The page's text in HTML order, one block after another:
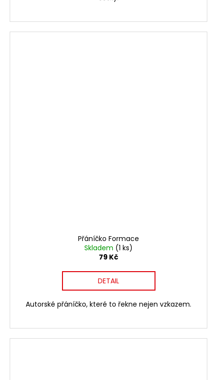
Přáníčko Formace
Skladem (1 ks)
79 Kč
DETAIL
Autorské přáníčko, které to řekne nejen vzkazem.